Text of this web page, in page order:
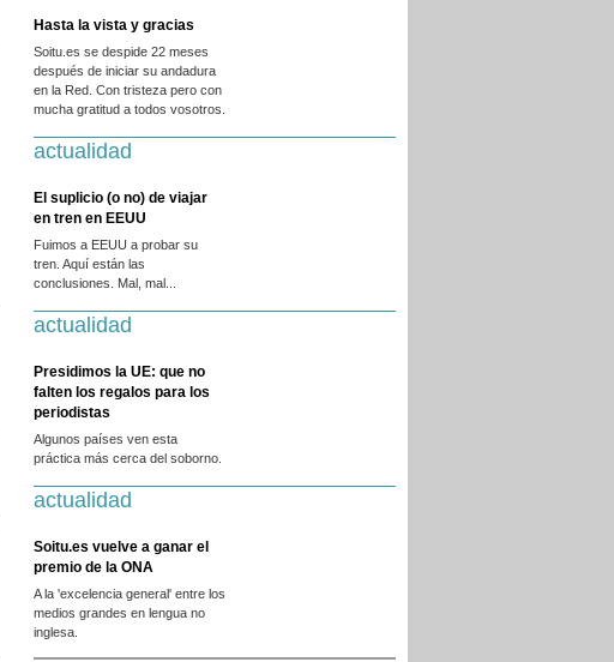
Hasta la vista y gracias
Soitu.es se despide 22 meses
después de iniciar su andadura
en la Red. Con tristeza pero con
mucha gratitud a todos vosotros.
actualidad
El suplicio (o no) de viajar
en tren en EEUU
Fuimos a EEUU a probar su
tren. Aquí están las
conclusiones. Mal, mal...
actualidad
Presidimos la UE: que no
falten los regalos para los
periodistas
Algunos países ven esta
práctica más cerca del soborno.
actualidad
Soitu.es vuelve a ganar el
premio de la ONA
A la 'excelencia general' entre los
medios grandes en lengua no
inglesa.